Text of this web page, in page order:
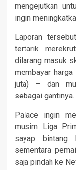
mengejutkan
ingin
Laporan
tertarik
dilarang masuk
membayar
juta) – dan
sebagai gantinya.
Palace ingin
musim Liga
sayap bintang
sementara
saja pindah ke